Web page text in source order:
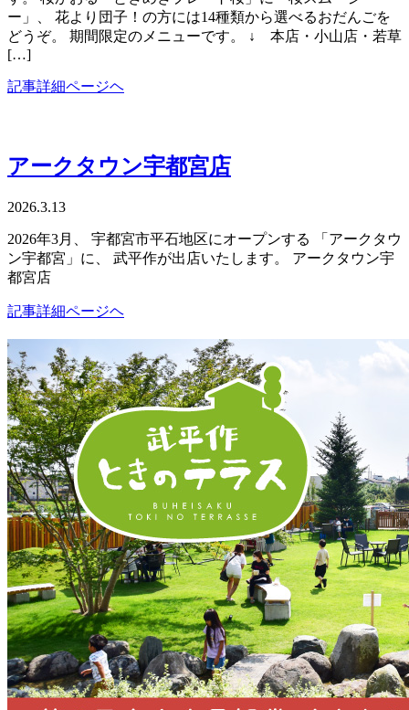
ー」、 花より団子！の方には14種類から選べるおだんごを
どうぞ。 期間限定のメニューです。 ↓ 本店・小山店・若草
[…]
記事詳細ページヘ
アークタウン宇都宮店
2026.3.13
2026年3月、 宇都宮市平石地区にオープンする 「アークタウ
ン宇都宮」に、 武平作が出店いたします。 アークタウン宇
都宮店
記事詳細ページヘ